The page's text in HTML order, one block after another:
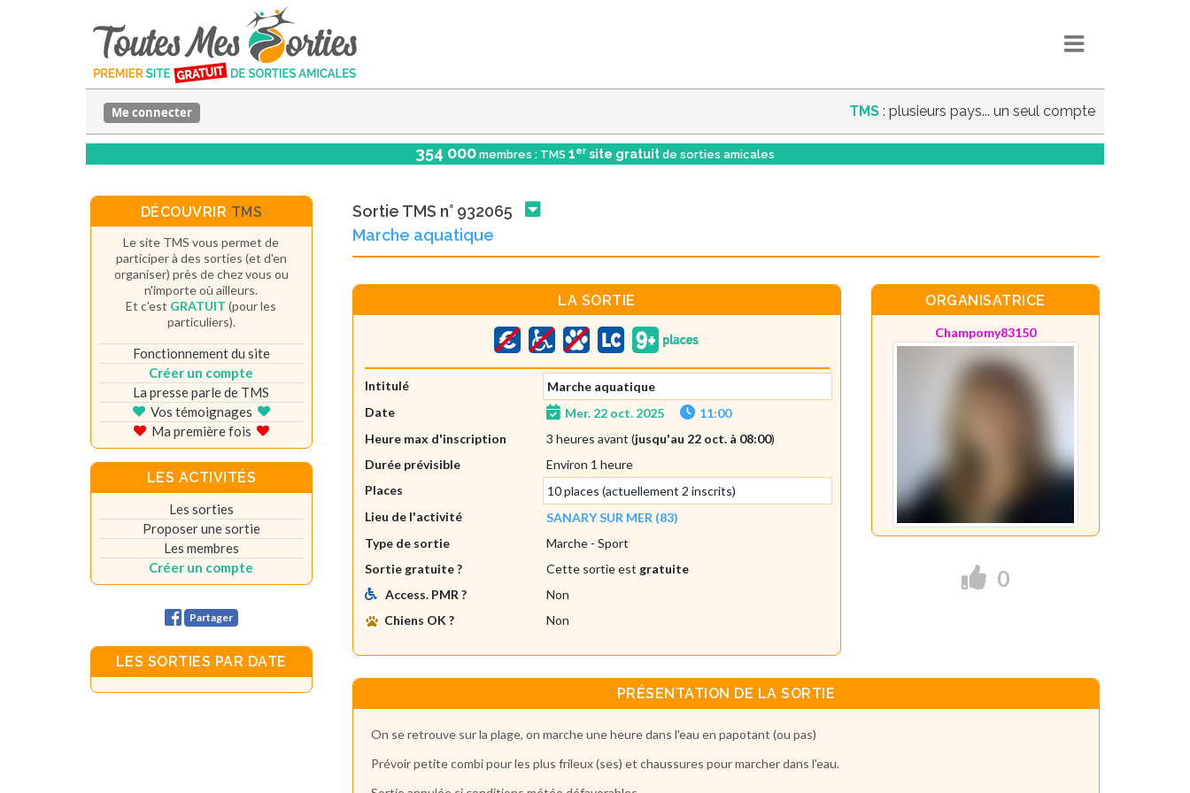
TMS : plusieurs pays... un seul compte
Me connecter
354 000 membres : TMS 1er site gratuit de sorties amicales
Sortie TMS n° 932065
Marche aquatique
LA SORTIE
Intitulé
Marche aquatique
Date
Mer. 22 oct. 2025
11:00
Heure max d'inscription
3 heures avant (jusqu'au 22 oct. à 08:00)
Durée prévisible
Environ 1 heure
Places
10 places (actuellement 2 inscrits)
Lieu de l'activité
SANARY SUR MER (83)
Type de sortie
Marche - Sport
Sortie gratuite ?
Cette sortie est gratuite
Access. PMR ?
Non
Chiens OK ?
Non
ORGANISATRICE
Champomy83150
0
PRÉSENTATION DE LA SORTIE
On se retrouve sur la plage, on marche une heure dans l'eau en papotant (ou pas)
Prévoir petite combi pour les plus frileux (ses) et chaussures pour marcher dans l'eau.
DÉCOUVRIR TMS
Le site TMS vous permet de
participer à des sorties (et d'en
organiser) près de chez vous ou
n'importe où ailleurs.
Et c'est GRATUIT (pour les
particuliers).
Fonctionnement du site
Créer un compte
La presse parle de TMS
Vos témoignages
Ma première fois
LES ACTIVITÉS
Les sorties
Proposer une sortie
Les membres
Créer un compte
Partager
LES SORTIES PAR DATE